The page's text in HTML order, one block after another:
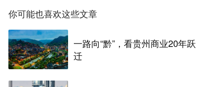
你可能也喜欢这些文章
一路向“黔”，看贵州商业20年跃
迁